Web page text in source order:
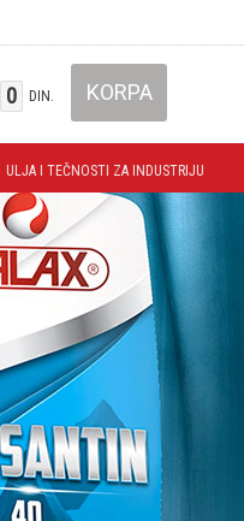
0 DIN. KORPA
ULJA I TEČNOSTI ZA INDUSTRIJU